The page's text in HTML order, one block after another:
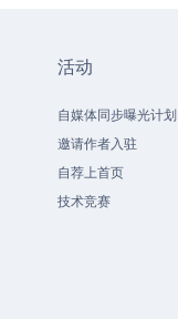
活动
自媒体同步曝光计划
邀请作者入驻
自荐上首页
技术竞赛